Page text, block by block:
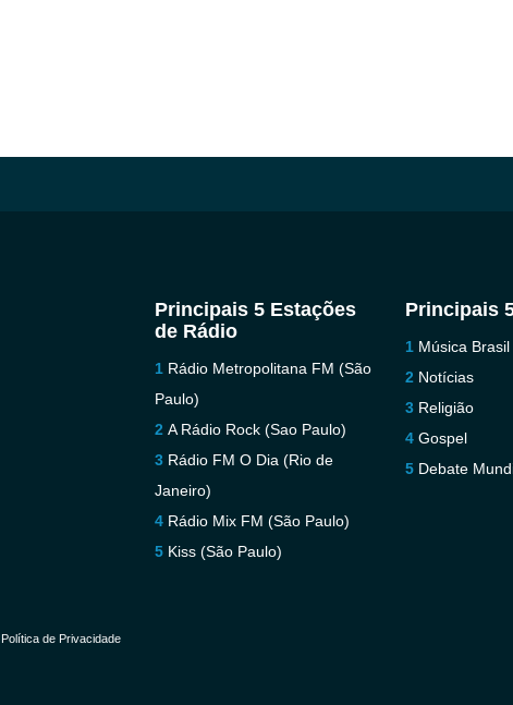
Principais 5 Estações
de Rádio
Rádio Metropolitana FM (São
Paulo)
A Rádio Rock (Sao Paulo)
Rádio FM O Dia (Rio de
Janeiro)
Rádio Mix FM (São Paulo)
Kiss (São Paulo)
Principais
Música Brasil
Notícias
Religião
Gospel
Debate
Política de Privacidade